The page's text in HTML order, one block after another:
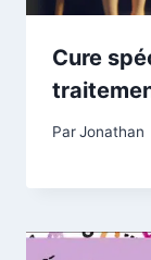
Cure
ParJonathan